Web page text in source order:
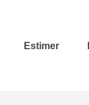
Estimer